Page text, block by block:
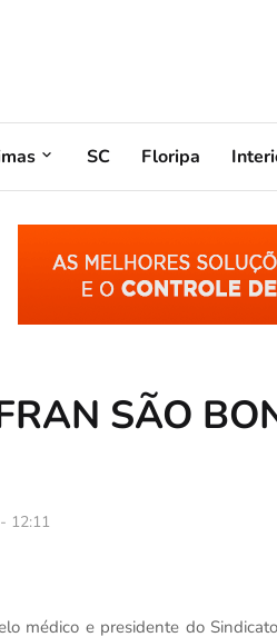
SC Floripa
SÃO
- 12:11
médico e presidente do